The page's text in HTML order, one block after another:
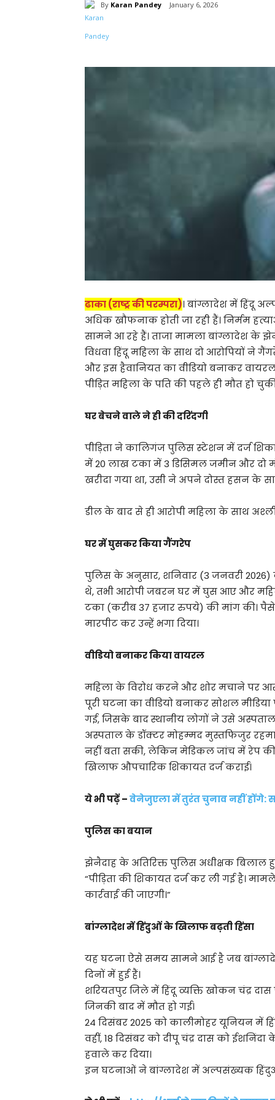
By Karan Pandey January 6, 2026
ढाका (राष्ट्र की परम्परा)। बांग्लादेश में हिंदू
अधिक खौफनाक होती जा रही हैं। निर्मम
सामने आ रहे हैं। ताजा मामला बांग्लादेश के
विधवा हिंदू महिला के साथ दो आरोपियों ने
और इस हैवानियत का वीडियो बनाकर वायरल
पीड़ित महिला के पति की पहले ही मौत हो
घर बेचने वाले ने ही की दरिंदगी
पीड़िता ने कालिगंज पुलिस स्टेशन में दर्ज
में 20 लाख टका में 3 डिसिमल जमीन और दो
खरीदा गया था, उसी ने अपने दोस्त हसन के
डील के बाद से ही आरोपी महिला के साथ
घर में घुसकर किया गैंगरेप
पुलिस के अनुसार, शनिवार (3 जनवरी
थे, तभी आरोपी जबरन घर में घुस आए और
टका (करीब 37 हजार रुपये) की मांग की।
मारपीट कर उन्हें भगा दिया।
वीडियो बनाकर किया वायरल
महिला के विरोध करने और शोर मचाने पर
पूरी घटना का वीडियो बनाकर सोशल
गई, जिसके बाद स्थानीय लोगों ने उसे अस्पताल
अस्पताल के डॉक्टर मोहम्मद मुस्तफिजुर
नहीं बता सकी, लेकिन मेडिकल जांच में रेप की
खिलाफ औपचारिक शिकायत दर्ज कराई।
ये भी पढ़ें –वेनेजुएला में तुरंत चुनाव नहीं होंगे:
पुलिस का बयान
झेनैदाह के अतिरिक्त पुलिस अधीक्षक बिलाल
“पीड़िता की शिकायत दर्ज कर ली गई है।
कार्रवाई की जाएगी।”
बांग्लादेश में हिंदुओं के खिलाफ बढ़ती हिंसा
यह घटना ऐसे समय सामने आई है जब
दिनों में हुई हैं।
शरियतपुर जिले में हिंदू व्यक्ति खोकन चंद्र
जिनकी बाद में मौत हो गई।
24 दिसंबर 2025 को कालीमोहर यूनियन में
वहीं, 18 दिसंबर को दीपू चंद्र दास को
हवाले कर दिया।
इन घटनाओं ने बांग्लादेश में अल्पसंख्यक